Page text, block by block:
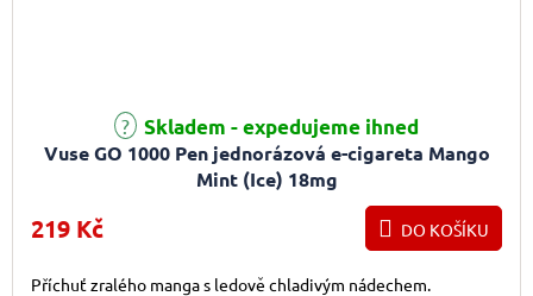
Vuse GO 1000 Pen jednorázová e-cigareta Mango
Mint (Ice) 18mg
Skladem - expedujeme ihned
219 Kč DO KOŠÍKU
Příchuť zralého manga s ledově chladivým nádechem.